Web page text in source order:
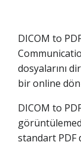
DICOM to
dosyalarını
bir online
DICOM to
standart PDF